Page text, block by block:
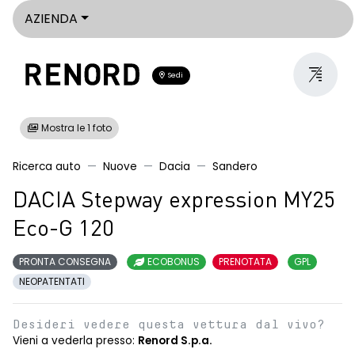
AZIENDA
Sedi
Mostra le 1 foto
Ricerca auto Nuove Dacia Sandero
DACIA Stepway expression MY25
Eco-G 120
PRONTA CONSEGNA ECOBONUS PRENOTATA
GPL
NEOPATENTATI
Desideri vedere questa vettura dal vivo?
Vieni a vederla presso: Renord S.p.a.